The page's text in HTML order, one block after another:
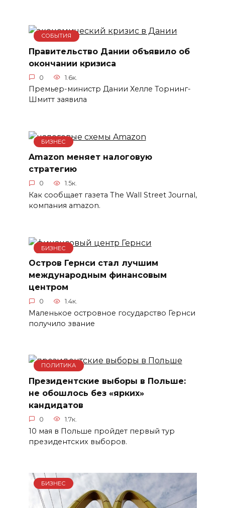
СОБЫТИЯ
Правительство Дании объявило об
окончании кризиса
0 1.6к.
Премьер-министр Дании Хелле Торнинг-
Шмитт заявила
БИЗНЕС
Amazon меняет налоговую
стратегию
0 1.5к.
Как сообщает газета The Wall Street Journal,
компания amazon.
БИЗНЕС
Остров Гернси стал лучшим
международным финансовым
центром
0 1.4к.
Маленькое островное государство Гернси
получило звание
ПОЛИТИКА
Президентские выборы в Польше:
не обошлось без «ярких»
кандидатов
0 1.7к.
10 мая в Польше пройдет первый тур
президентских выборов.
БИЗНЕС